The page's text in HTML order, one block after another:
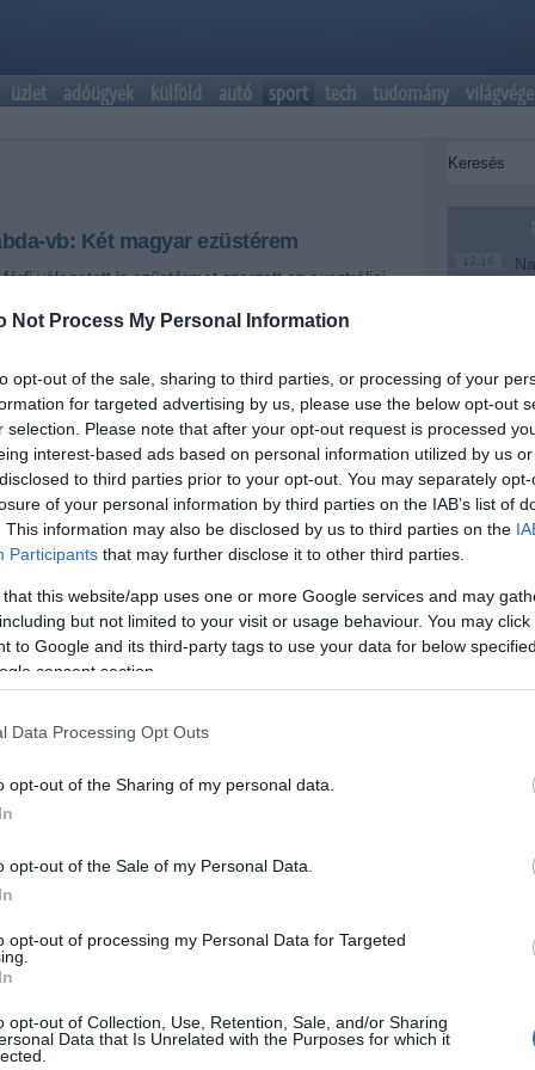
Not Process My Personal Information
opt-out of the sale, sharing to third parties, or processing of your
for targeted advertising by us, please use the below opt-out
selection. Please note that after your opt-out request is processed
interest-based ads based on personal information utilized by us
to third parties prior to your opt-out. You may separately
of your personal information by third parties on the IAB’s list of
This information may also be disclosed by us to third parties on the
Participants that may further disclose it to other third parties.
that this website/app uses one or more Google services and may
but not limited to your visit or usage behaviour. You may
to Google and its third-party tags to use your data for below
consent section.
Data Processing Opt Outs
opt-out of the Sharing of my personal data.
opt-out of the Sale of my Personal Data.
opt-out of processing my Personal Data for Targeted
opt-out of Collection, Use, Retention, Sale, and/or Sharing
Data that Is Unrelated with the Purposes for which it
üzlet adóügyek külföld autó sport tech tudomány világvége
vb: Két magyar ezüstérem
válogatott is ezüstérmet szerzett az ausztráliai
honlapja alapján a női együttes - amely a
a házigazdákat, az elődöntőben pedig az oroszokat
- a vasárnapi fináléban a görögökkel csapott
nem volt esélye a győzelemre, 9-5-re alulmaradt.
között szintén az ausztrálok felett diadalmaskodtak,
is győztek egy góllal, s bár a döntőben is
szemben, végül 10-8-ra kikaptak.
aluli korosztály képviselői vettek részt.
a Honvéd
jutott a Debrecen a Vízilabda Eurokupán
hozzáfűzött hozzászólások nem a
A szerkesztőség mindössze a hírek publikációjával
tartalmazzák.
mások személyiségi jogainak és jó hírnevének
12:16
20:46
16:12
A
14:02
12:56
Nem is
Tanár Úr
Mit